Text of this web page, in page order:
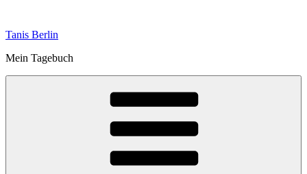
springen
Tanis Berlin
Mein Tagebuch